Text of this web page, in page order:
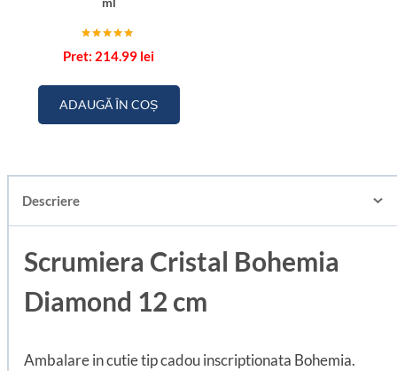
5.00
214.99 lei
ADAUGĂ ÎN COȘ
Descriere
Scrumiera Cristal Bohemia
Diamond 12 cm
Ambalare in cutie tip cadou inscriptionata Bohemia.